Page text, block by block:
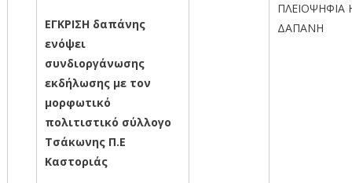
ΕΓΚΡΙΣΗ δαπάνης
ενόψει
συνδιοργάνωσης
εκδήλωσης με τον
μορφωτικό
πολιτιστικό σύλλογο
Τσάκωνης Π.Ε
Καστοριάς
ΠΛΕΙΟΨΗΦΙΑ
ΔΑΠΑΝΗ